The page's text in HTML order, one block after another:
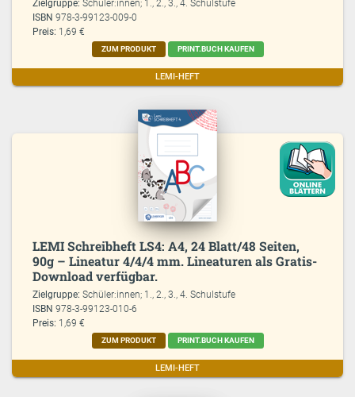
Zielgruppe:Schüler:innen; 1., 2., 3., 4. Schulstufe
ISBN978-3-99123-009-0
Preis: 1,69 €
ZUM PRODUKT PRINT.BUCH KAUFEN
LEMI-HEFT
LEMI Schreibheft LS4: A4, 24 Blatt/48 Seiten,
90g – Lineatur 4/4/4 mm. Lineaturen als Gratis-
Download verfügbar.
Zielgruppe:Schüler:innen; 1., 2., 3., 4. Schulstufe
ISBN978-3-99123-010-6
Preis: 1,69 €
ZUM PRODUKT PRINT.BUCH KAUFEN
LEMI-HEFT